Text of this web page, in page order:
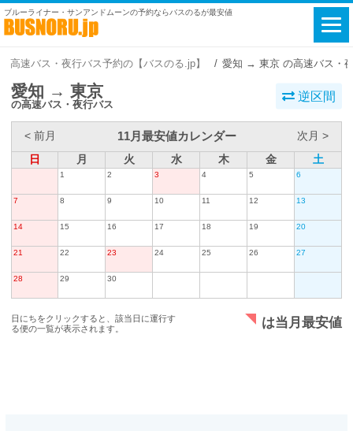
ブルーライナー・サンアンドムーンの予約ならバスのるが最安値
高速バス・夜行バス予約の【バスのる.jp】 愛知 → 東京 の高速バス・
愛知 → 東京
の高速バス・夜行バス
逆区間
< 前月 11月最安値カレンダー
次月 >
日
月 火 水 木 金 土
1 2 3 4 5 6
7 8 9 10 11 12 13
14 15 16 17 18 19 20
21 22 23 24 25 26 27
28 29 30
日にちをクリックすると、該当日に運行す
る便の一覧が表示されます。
は当月最安値